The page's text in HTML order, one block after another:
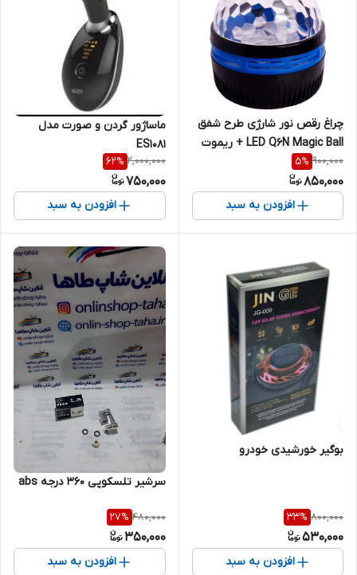
چراغ رقص نور شارژی طرح شفق
LED Q6N Magic Ball + ریموت
کنترل
900,000
5%
850,000
افزودن به سبد
ماساژور گردن و صورت مدل
ES1081
2,000,000
62%
750,000
افزودن به سبد
بوگیر خورشیدی خودرو
800,000
33%
530,000
افزودن به سبد
سرشیر تلسکوپی ۳۶۰ درجه abs
480,000
27%
350,000
افزودن به سبد